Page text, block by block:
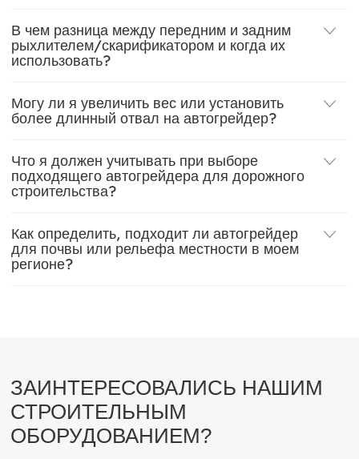
В чем разница между передним и задним
рыхлителем/скарификатором и когда их
использовать?
Могу ли я увеличить вес или установить
более длинный отвал на автогрейдер?
Что я должен учитывать при выборе
подходящего автогрейдера для дорожного
строительства?
Как определить, подходит ли автогрейдер
для почвы или рельефа местности в моем
регионе?
ЗАИНТЕРЕСОВАЛИСЬ НАШИМ
СТРОИТЕЛЬНЫМ
ОБОРУДОВАНИЕМ?